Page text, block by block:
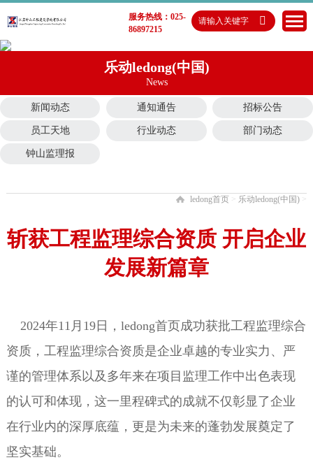
服务热线：025-
86897215
乐动ledong(中国)
News
新闻动态 通知通告 招标公告
员工天地 行业动态 部门动态
钟山监理报
ledong首页 > 乐动ledong(中国) >
斩获工程监理综合资质 开启企业
发展新篇章
2024年11月19日，ledong首页成功获批工程监理综合
资质，工程监理综合资质是企业卓越的专业实力、严
谨的管理体系以及多年来在项目监理工作中出色表现
的认可和体现，这一里程碑式的成就不仅彰显了企业
在行业内的深厚底蕴，更是为未来的蓬勃发展奠定了
坚实基础。